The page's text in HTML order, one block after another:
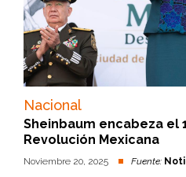
Nacional
Sheinbaum encabeza el
Revolución Mexicana
Noviembre 20, 2025 Fuente: